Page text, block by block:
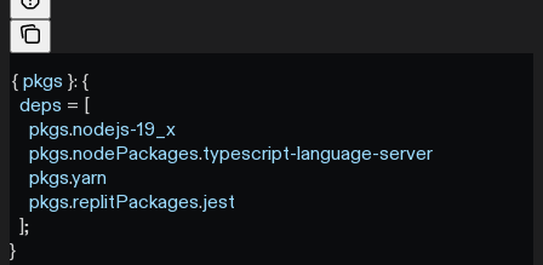
{ pkgs }: {
  deps
= [
    pkgs
.nodejs-19_x
    pkgs
.nodePackages.typescript-language-server
    pkgs
.yarn
    pkgs
.replitPackages.jest
  ];
}